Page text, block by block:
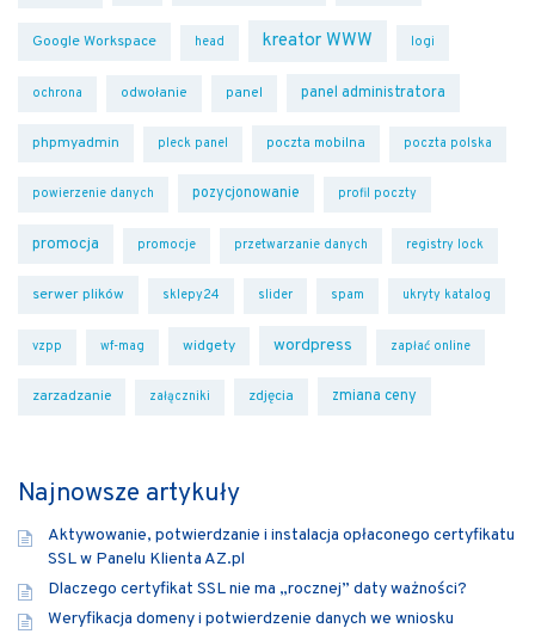
Google Workspace head kreator WWW logi
ochrona odwołanie panel panel administratora
phpmyadmin pleck panel poczta mobilna poczta polska
powierzenie danych pozycjonowanie profil poczty
promocja promocje przetwarzanie danych registry lock
serwer plików sklepy24 slider spam ukryty katalog
vzpp wf-mag widgety wordpress zapłać online
zarzadzanie załączniki zdjęcia zmiana ceny
Najnowsze artykuły
Aktywowanie, potwierdzanie i instalacja opłaconego certyfikatu
SSL w Panelu Klienta AZ.pl
Dlaczego certyfikat SSL nie ma „rocznej” daty ważności?
Weryfikacja domeny i potwierdzenie danych we wniosku